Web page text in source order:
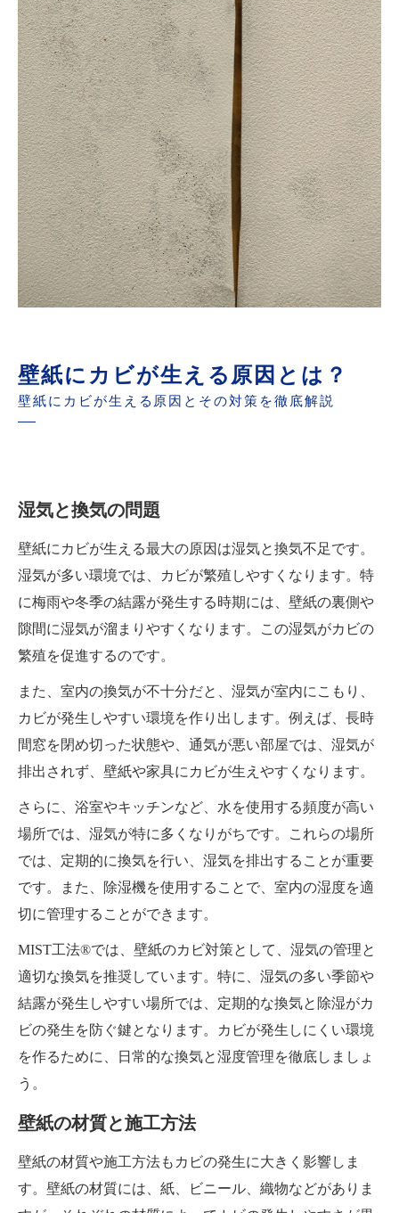
壁紙にカビが生える原因とは？
壁紙にカビが生える原因とその対策を徹底解説
湿気と換気の問題
壁紙にカビが生える最大の原因は湿気と換気不足です。
湿気が多い環境では、カビが繁殖しやすくなります。特
に梅雨や冬季の結露が発生する時期には、壁紙の裏側や
隙間に湿気が溜まりやすくなります。この湿気がカビの
繁殖を促進するのです。
また、室内の換気が不十分だと、湿気が室内にこもり、
カビが発生しやすい環境を作り出します。例えば、長時
間窓を閉め切った状態や、通気が悪い部屋では、湿気が
排出されず、壁紙や家具にカビが生えやすくなります。
さらに、浴室やキッチンなど、水を使用する頻度が高い
場所では、湿気が特に多くなりがちです。これらの場所
では、定期的に換気を行い、湿気を排出することが重要
です。また、除湿機を使用することで、室内の湿度を適
切に管理することができます。
MIST工法®では、壁紙のカビ対策として、湿気の管理と
適切な換気を推奨しています。特に、湿気の多い季節や
結露が発生しやすい場所では、定期的な換気と除湿がカ
ビの発生を防ぐ鍵となります。カビが発生しにくい環境
を作るために、日常的な換気と湿度管理を徹底しましょ
う。
壁紙の材質と施工方法
壁紙の材質や施工方法もカビの発生に大きく影響しま
す。壁紙の材質には、紙、ビニール、織物などがありま